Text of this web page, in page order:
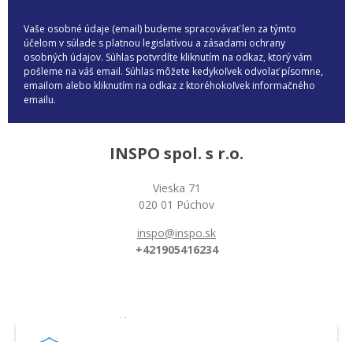
Vaše osobné údaje (email) budeme spracovávať len za týmto
účelom v súlade s platnou legislatívou a zásadami ochrany
osobných údajov. Súhlas potvrdíte kliknutím na odkaz, ktorý vám
pošleme na váš email. Súhlas môžete kedykoľvek odvolať písomne,
emailom alebo kliknutím na odkaz z ktoréhokoľvek informačného
emailu.
INSPO spol. s r.o.
Vieska 71
020 01 Púchov
inspo@inspo.sk
+421905416234
Všetko o nákupe